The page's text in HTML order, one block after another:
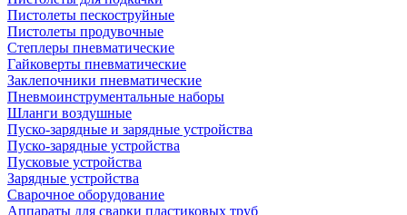
Пистолеты пескоструйные
Пистолеты продувочные
Степлеры пневматические
Гайковерты пневматические
Заклепочники пневматические
Пневмоинструментальные наборы
Шланги воздушные
Пуско-зарядные и зарядные устройства
Пуско-зарядные устройства
Пусковые устройства
Зарядные устройства
Сварочное оборудование
Аппараты для сварки пластиковых труб